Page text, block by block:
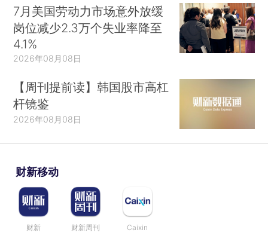
7月美国劳动力市场意外放缓
岗位减少2.3万个失业率降至
4.1%
2026年08月08日
【周刊提前读】韩国股市高杠
杆镜鉴
2026年08月08日
财新移动
财新 财新周刊 Caixin